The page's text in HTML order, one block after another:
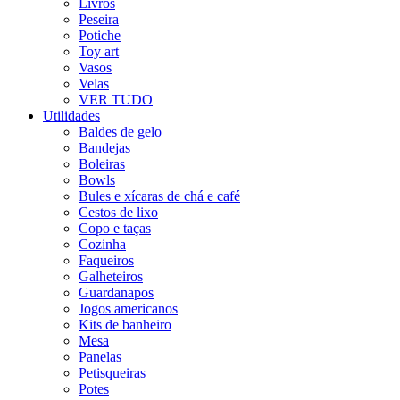
Livros
Peseira
Potiche
Toy art
Vasos
Velas
VER TUDO
Utilidades
Baldes de gelo
Bandejas
Boleiras
Bowls
Bules e xícaras de chá e café
Cestos de lixo
Copo e taças
Cozinha
Faqueiros
Galheteiros
Guardanapos
Jogos americanos
Kits de banheiro
Mesa
Panelas
Petisqueiras
Potes